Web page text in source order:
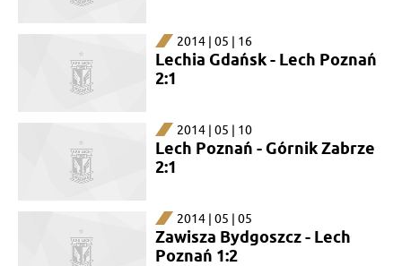
2014 | 05 | 16
Lechia Gdańsk - Lech Poznań
2:1
2014 | 05 | 10
Lech Poznań - Górnik Zabrze
2:1
2014 | 05 | 05
Zawisza Bydgoszcz - Lech
Poznań 1:2